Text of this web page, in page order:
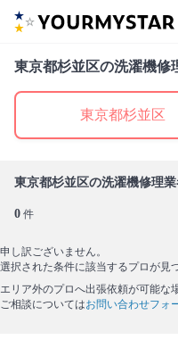
東京都杉並区の洗濯機修
東京都杉並区
東京都杉並区の洗濯機修理業
0 件
申し訳ございません。
選択された条件に該当するプロが見
エリア外のプロへ出張依頼が可能な
ご相談についてはお問い合わせフォ